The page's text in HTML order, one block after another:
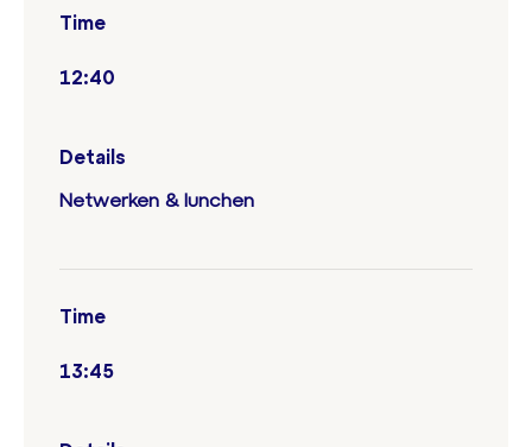
Time
12:40
Details
Netwerken & lunchen
Time
13:45